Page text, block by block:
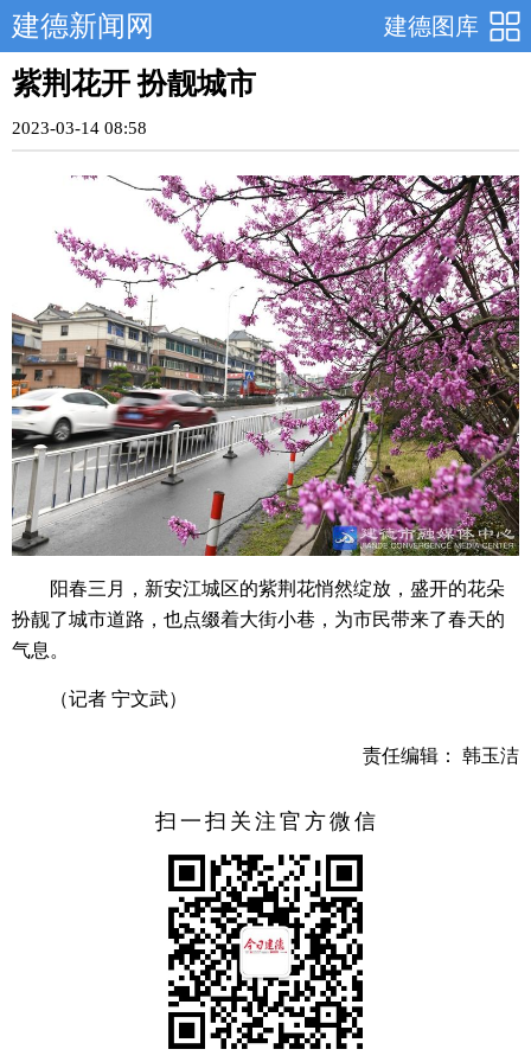
建德图库
建德新闻网
紫荆花开 扮靓城市
2023-03-14 08:58
阳春三月，新安江城区的紫荆花悄然绽放，盛开的花朵
扮靓了城市道路，也点缀着大街小巷，为市民带来了春天的
气息。
（记者 宁文武）
责任编辑： 韩玉洁
扫一扫关注官方微信